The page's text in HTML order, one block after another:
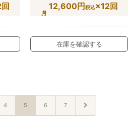
12,600円税込×12回
在庫を確認する
4 5 6 7